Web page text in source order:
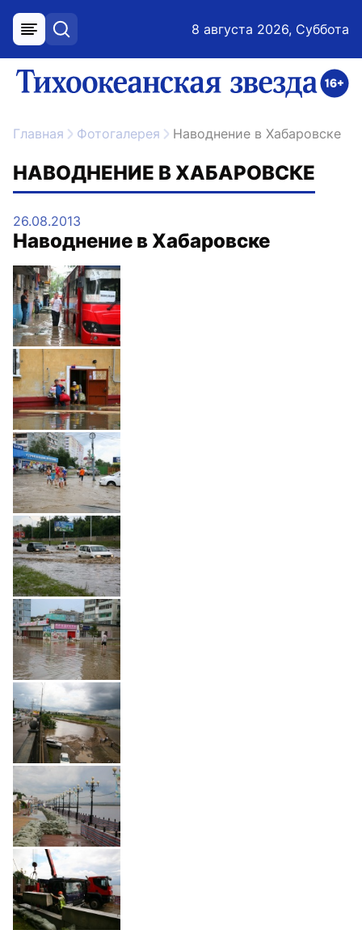
меню поиск 8 августа 2026, Суббота
ссылка на главную
Главная Фотогалерея Наводнение в Хабаровске
НАВОДНЕНИЕ В ХАБАРОВСКЕ
26.08.2013
Наводнение в Хабаровске